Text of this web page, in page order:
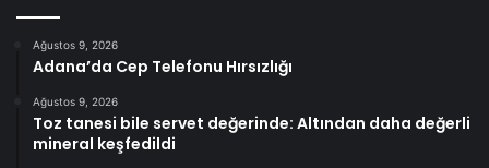
Ağustos 9, 2026
Adana’da Cep Telefonu Hırsızlığı
Ağustos 9, 2026
Toz tanesi bile servet değerinde: Altından daha değerli
mineral keşfedildi